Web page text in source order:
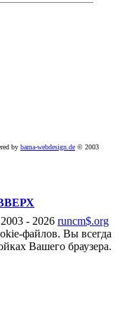
by bama-webdesign.de © 2003
2003 - 2026 runcm$.org
файлов. Вы всегда
Вашего браузера.